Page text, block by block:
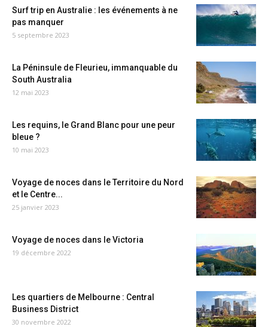
Surf trip en Australie : les événements à ne
pas manquer
5 septembre 2023
La Péninsule de Fleurieu, immanquable du
South Australia
12 mai 2023
Les requins, le Grand Blanc pour une peur
bleue ?
10 mai 2023
Voyage de noces dans le Territoire du Nord
et le Centre...
25 janvier 2023
Voyage de noces dans le Victoria
19 décembre 2022
Les quartiers de Melbourne : Central
Business District
30 novembre 2022